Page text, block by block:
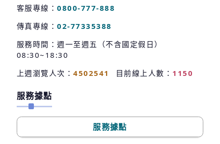
客服專線：0800-777-888
傳真專線：02-77335388
服務時間：週一至週五（不含國定假日）
08:30~18:30
上週瀏覽人次：4502541 目前線上人數： 1150
服務據點
服務據點